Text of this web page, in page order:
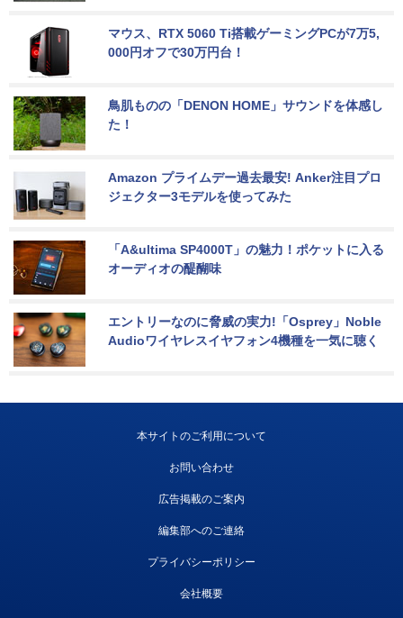
マウス、RTX 5060 Ti搭載ゲーミングPCが7万5,
000円オフで30万円台！
鳥肌ものの「DENON HOME」サウンドを体感し
た！
Amazon プライムデー過去最安! Anker注目プロ
ジェクター3モデルを使ってみた
「A&ultima SP4000T」の魅力！ポケットに入る
オーディオの醍醐味
エントリーなのに脅威の実力!「Osprey」Noble
Audioワイヤレスイヤフォン4機種を一気に聴く
本サイトのご利用について
お問い合わせ
広告掲載のご案内
編集部へのご連絡
プライバシーポリシー
会社概要